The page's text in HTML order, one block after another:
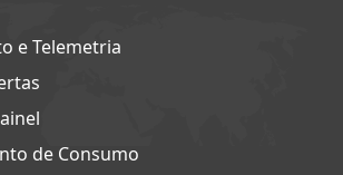
e Telemetria
de Consumo